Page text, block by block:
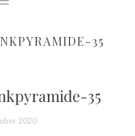
35
35
2020